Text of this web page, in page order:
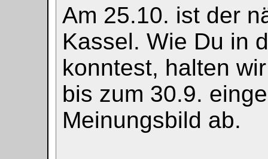
Am 25.10. ist der
Kassel. Wie Du in
konntest, halten
bis zum 30.9.
Meinungsbild ab.